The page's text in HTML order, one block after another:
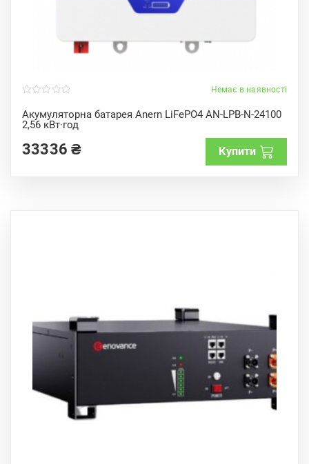
Немає в наявності
Акумуляторна батарея Anern LiFePO4 AN-LPB-N-24100
2,56 кВт·год
o
u
t
f
5
33336₴ Купити